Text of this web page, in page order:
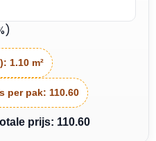
1.10 m²
per pak: 110.60
prijs: 110.60